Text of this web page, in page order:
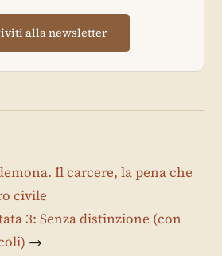
alla newsletter
Il carcere, la pena che
civile
3: Senza distinzione (con
→